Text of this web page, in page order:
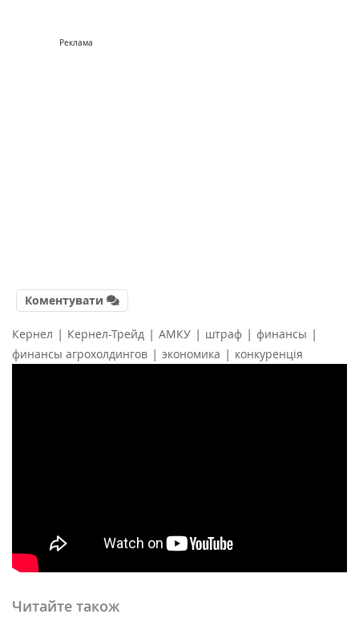
Реклама
Коментувати
Кернел | Кернел-Трейд | АМКУ | штраф | финансы |
финансы агрохолдингов | экономика | конкуренція
Читайте також